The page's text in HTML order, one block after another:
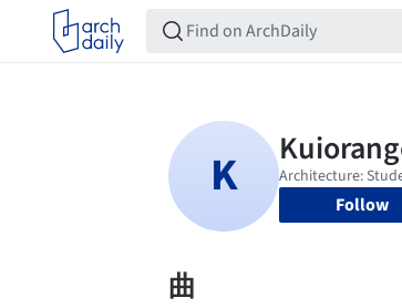
Follow
曲